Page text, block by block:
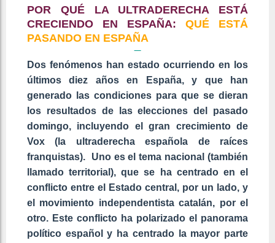
POR QUÉ LA ULTRADERECHA ESTÁ
CRECIENDO EN ESPAÑA:
QUÉ ESTÁ
PASANDO EN ESPAÑA
Dos fenómenos han estado ocurriendo en los
últimos diez años en España, y que han
generado las condiciones para que se dieran
los resultados de las elecciones del pasado
domingo, incluyendo el gran crecimiento de
Vox (la ultraderecha española de raíces
franquistas). Uno es el tema nacional (también
llamado territorial), que se ha centrado en el
conflicto entre el Estado central, por un lado, y
el movimiento independentista catalán, por el
otro. Este conflicto ha polarizado el panorama
político español y ha centrado la mayor parte